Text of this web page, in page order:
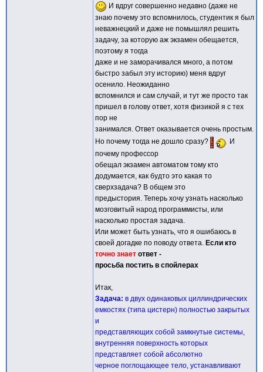
И вдруг совершенно недавно (даже не
знаю почему это вспомнилось, студентик я был
неважнецкий и даже не помышлял решить
задачу, за которую аж экзамен обещается,
поэтому я тогда
даже и не заморачивался много, а потом
быстро забыл эту историю) меня вдруг
осенило. Неожиданно
вспомнился и сам случай, и тут же просто так
пришел в голову ответ, хотя физикой я с тех
пор не
занимался. Ответ оказывается очень простым.
Но почему тогда не дошло сразу?
И
почему профессор
обещал экзамен автоматом тому кто
додумается, как будто это какая то
сверхзадача? В общем это
предыстория. Теперь хочу узнать насколько
мозговитый народ программисты, или
насколько простая задача.
Или может быть узнать, что я ошибаюсь в
своей догадке по поводу ответа. Если кто
точно знает ответ -
просьба постить в спойлерах
Итак,
Задача: в двух одинаковых циллиндрических
емкостях (типа цистерн) полностью закрытых
и
представляющих собой замкнутые системы,
внутренняя поверхность которых
представляет собой абсолютно
черное поглощающее тело, устанавливают